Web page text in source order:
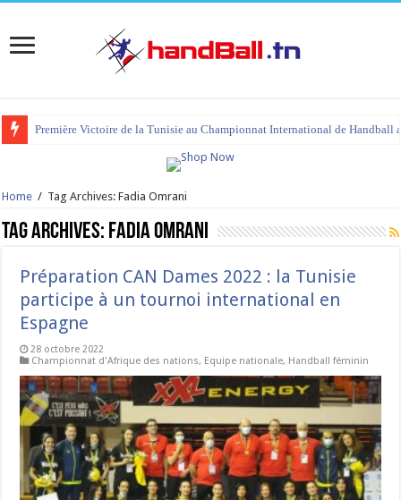
Première Victoire de la Tunisie au Championnat International de Handball
Home / Tag Archives: Fadia Omrani
Tag Archives: Fadia Omrani
Préparation CAN Dames 2022 : la Tunisie
participe à un tournoi international en
Espagne
28 octobre 2022
Championnat d'Afrique des nations, Equipe nationale, Handball féminin